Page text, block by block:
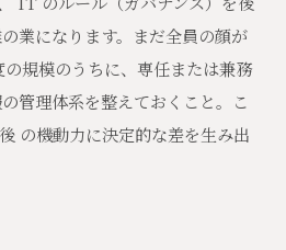
業になります。まだ全員の顔が
の規模のうちに、専任または兼務
管理体系を整えておくこと。こ
の機動力に決定的な差を生み出